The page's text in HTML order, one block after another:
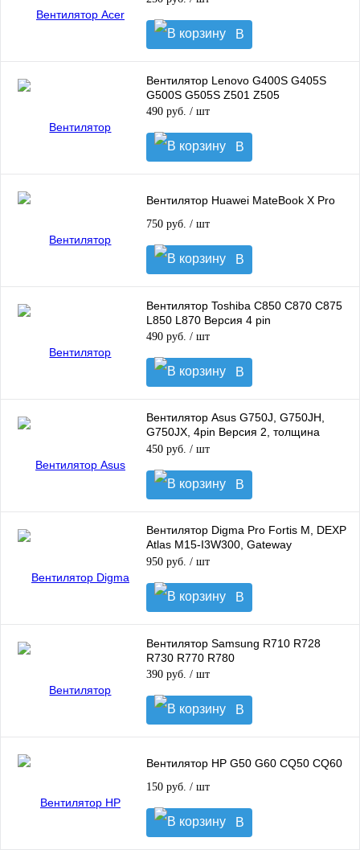
В
корзину
Вентилятор Lenovo G400S G405S
G500S G505S Z501 Z505
490 руб. / шт
В
корзину
Вентилятор Huawei MateBook X Pro
750 руб. / шт
В
корзину
Вентилятор Toshiba C850 C870 C875
L850 L870 Версия 4 pin
490 руб. / шт
В
корзину
Вентилятор Asus G750J, G750JH,
G750JX, 4pin Версия 2, толщина
15mm, 5 вольт
450 руб. / шт
В
корзину
Вентилятор Digma Pro Fortis M, DEXP
Atlas M15-I3W300, Gateway
GWNC31514-BK, большой коннектор
950 руб. / шт
В
корзину
Вентилятор Samsung R710 R728
R730 R770 R780
390 руб. / шт
В
корзину
Вентилятор HP G50 G60 CQ50 CQ60
150 руб. / шт
В